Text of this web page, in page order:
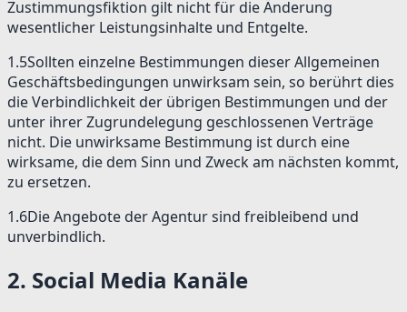
Zustimmungsfiktion gilt nicht für die Änderung
wesentlicher Leistungsinhalte und Entgelte.
1.5Sollten einzelne Bestimmungen dieser Allgemeinen
Geschäftsbedingungen unwirksam sein, so berührt dies
die Verbindlichkeit der übrigen Bestimmungen und der
unter ihrer Zugrundelegung geschlossenen Verträge
nicht. Die unwirksame Bestimmung ist durch eine
wirksame, die dem Sinn und Zweck am nächsten kommt,
zu ersetzen.
1.6Die Angebote der Agentur sind freibleibend und
unverbindlich.
2. Social Media Kanäle